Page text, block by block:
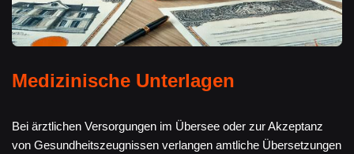
Medizinische Unterlagen
Bei ärztlichen Versorgungen im Übersee oder zur Akzeptanz
von Gesundheitszeugnissen verlangen amtliche Übersetzungen